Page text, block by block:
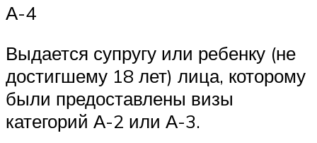
А-4
Выдается супругу или ребенку (не
достигшему 18 лет) лица, которому
были предоставлены визы
категорий А-2 или А-3.